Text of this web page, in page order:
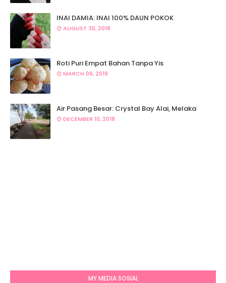
INAI DAMIA: INAI 100% DAUN POKOK
AUGUST 30, 2018
Roti Puri Empat Bahan Tanpa Yis
MARCH 09, 2019
Air Pasang Besar: Crystal Bay Alai, Melaka
DECEMBER 10, 2018
MY MEDIA SOSIAL